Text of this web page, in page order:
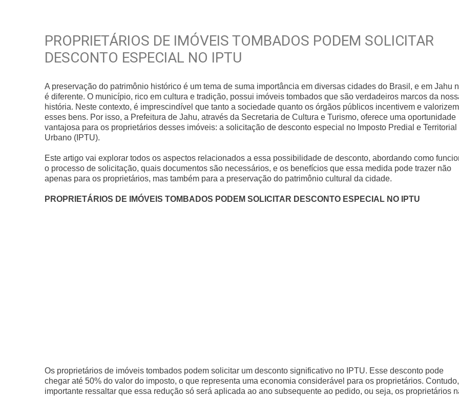
PROPRIETÁRIOS DE IMÓVEIS TOMBADOS PODEM SOLICITAR
DESCONTO ESPECIAL NO IPTU
A preservação do patrimônio histórico é um tema de suma importância em diversas cidades do Brasil, e em Jahu
é diferente. O município, rico em cultura e tradição, possui imóveis tombados que são verdadeiros marcos da
história. Neste contexto, é imprescindível que tanto a sociedade quanto os órgãos públicos incentivem e valorizem
esses bens. Por isso, a Prefeitura de Jahu, através da Secretaria de Cultura e Turismo, oferece uma oportunidade
vantajosa para os proprietários desses imóveis: a solicitação de desconto especial no Imposto Predial e Territorial
Urbano (IPTU).
Este artigo vai explorar todos os aspectos relacionados a essa possibilidade de desconto, abordando como
o processo de solicitação, quais documentos são necessários, e os benefícios que essa medida pode trazer não
apenas para os proprietários, mas também para a preservação do patrimônio cultural da cidade.
PROPRIETÁRIOS DE IMÓVEIS TOMBADOS PODEM SOLICITAR DESCONTO ESPECIAL NO IPTU
Os proprietários de imóveis tombados podem solicitar um desconto significativo no IPTU. Esse desconto pode
chegar até 50% do valor do imposto, o que representa uma economia considerável para os proprietários.
importante ressaltar que essa redução só será aplicada ao ano subsequente ao pedido, ou seja, os proprietários